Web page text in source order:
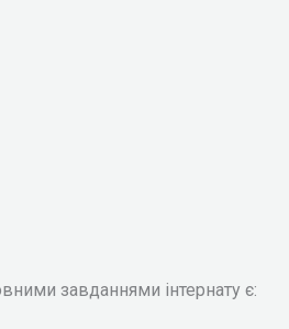
завданнями інтернату є: